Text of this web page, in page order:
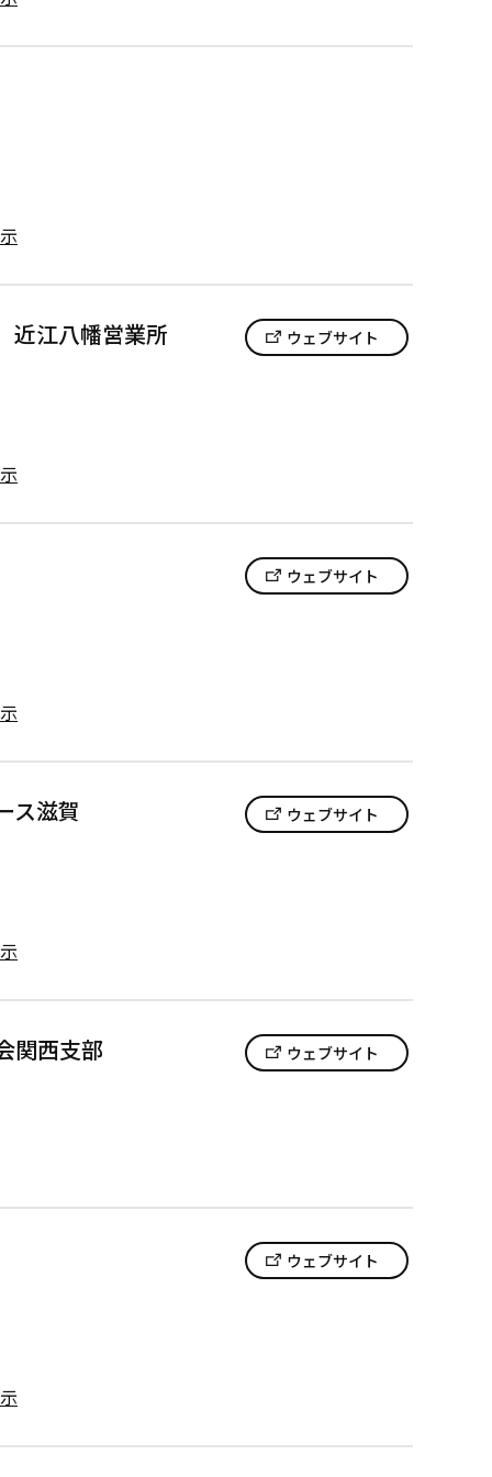
江八幡営業所 ウェブサイト
ウェブサイト
ス滋賀 ウェブサイト
関西支部 ウェブサイト
ウェブサイト